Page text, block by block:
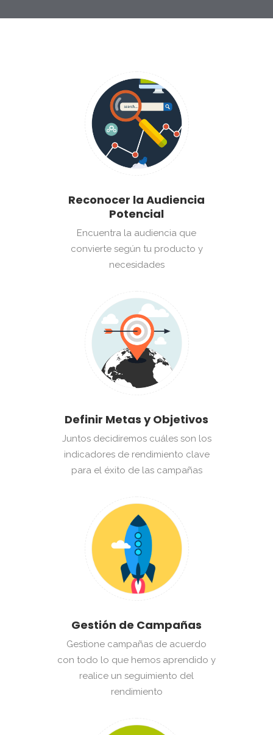
Reconocer la Audiencia
Potencial
Encuentra la audiencia que
convierte según tu producto y
necesidades
Definir Metas y Objetivos
Juntos decidiremos cuáles son los
indicadores de rendimiento clave
para el éxito de las campañas
Gestión de Campañas
Gestione campañas de acuerdo
con todo lo que hemos aprendido y
realice un seguimiento del
rendimiento